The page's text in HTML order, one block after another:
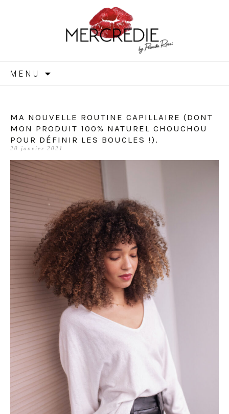
MERCREDIE
MENU
MA NOUVELLE ROUTINE CAPILLAIRE (DONT
MON PRODUIT 100% NATUREL CHOUCHOU
POUR DÉFINIR LES BOUCLES !).
20 janvier 2021